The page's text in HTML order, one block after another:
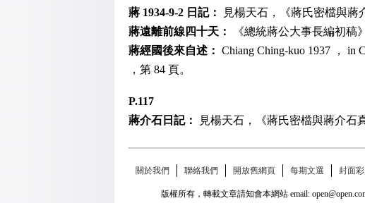
蔣 1934-9-2 日記：
見楊天石，《蔣氏密檔與蔣
蔣遠離前線四十天：
《總統蔣公大事長編初稿
蔣經國後來自述： Chiang Ching-kuo 1937 ，
，第 84 頁。
P.117
蔣介石日記：
見楊天石，《蔣氏密檔與蔣介石
關於我們 聯絡我們 開放舊網頁 每期文選 封面
版權所有，轉載文章請知會本網站 email: